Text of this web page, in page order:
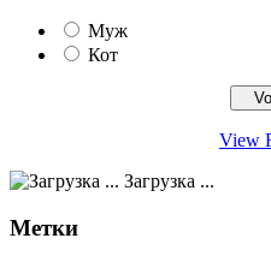
Муж
Кот
View
Загрузка ...
Метки